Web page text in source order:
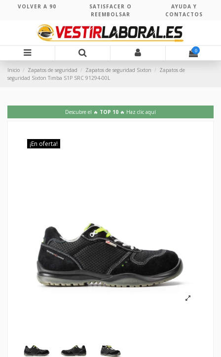
VOLVER A 90
SATISFACER O
REEMBOLSAR
AYUDA Y
CONTACTOS
0
Inicio Zapatos de seguridad Zapatos de seguridad Sixton
Zapatos de
seguridad Sixton Timba S1P SRC 91294-00L
Descubre el 🔥 TOP 10 🔥 Haz clic aquí
¡En oferta!